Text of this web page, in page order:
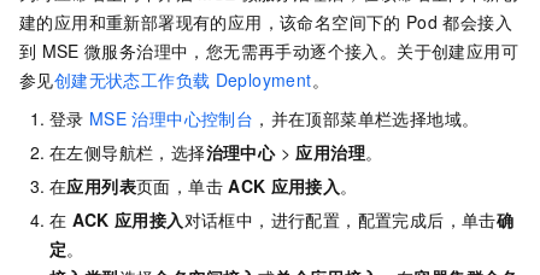
建的应用和重新部署现有的应用，该命名空间下的 Pod 都会接入
到 MSE 微服务治理中，您无需再手动逐个接入。关于创建应用可
参见创建无状态工作负载 Deployment。
登录 MSE 治理中心控制台 ，并在顶部菜单栏选择地域。
在左侧导航栏，选择治理中心> 应用治理。
在应用列表页面，单击 ACK 应用接入 。
在 ACK 应用接入 对话框中，进行配置，配置完成后，单击确
定。